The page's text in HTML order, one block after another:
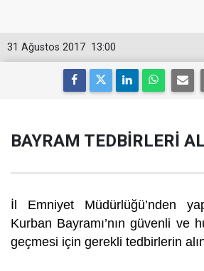
13:00
31 Ağustos 2017
BAYRAM TEDBİRLERİ
İl Emniyet Müdürlüğü’nden
Kurban Bayramı’nın güvenli ve
geçmesi için gerekli tedbirlerin